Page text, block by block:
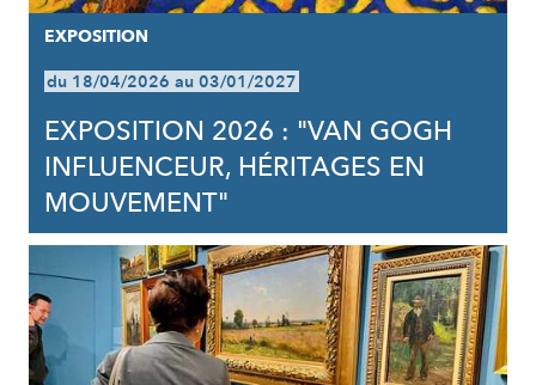
EXPOSITION
du 18/04/2026 au 03/01/2027
EXPOSITION 2026 : "VAN GOGH
INFLUENCEUR, HÉRITAGES EN
MOUVEMENT"